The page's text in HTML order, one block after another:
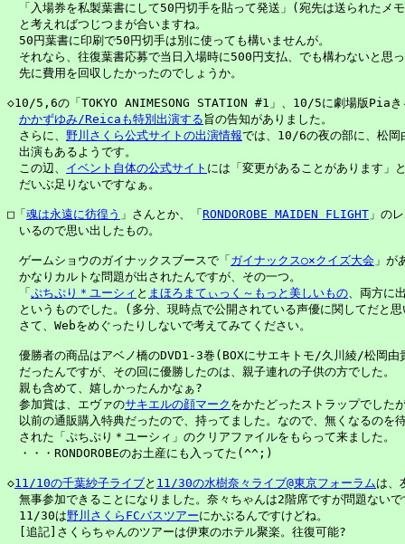
「入場券を私製葉書にして50円切手を貼って発送」(宛先は送られたメ
と考えればつじつまが合いますね。
50円葉書に印刷で50円切手は別に使っても構いませんが。
それなら、往復葉書応募で当日入場時に500円支払、でも構わないと思
先に費用を回収したかったのでしょうか。
◇10/5,6の「TOKYO ANIMESONG STATION #1」、10/5に劇場版Piaき
かかずゆみ/Reicaも特別出演する 旨の告知がありました。
さらに、 野川さくら公式サイトの出演情報では、10/6の夜の部に、松岡
出演もあるようです。
この辺、 イベント自体の公式サイト には「変更があることがあります」
だいぶ足りないですなぁ。
□「 魂は永遠に彷徨う 」さんとか、「 RONDOROBE MAIDEN FLIGHT 」の
いるので思い出したもの。
ゲームショウのガイナックスブースで「 ガイナックス○×クイズ大会 」が
かなりカルトな問題が出されたんですが、その一つ。
「 ぷちぷり＊ユーシィ と まほろまてぃっく～もっと美しいもの、両方に
というものでした。(多分、現時点で公開されている声優に関してだと
さて、Webをめぐったりしないで考えてみてください。
優勝者の商品はアベノ橋のDVD1-3巻(BOXにサエキトモ/久川綾/松岡由
だったんですが、その回に優勝したのは、親子連れの子供の方でした。
親も含めて、嬉しかったんかなぁ?
参加賞は、エヴァのサキエルの顔マーク をかたどったストラップでした
以前の通販購入特典だったので、持ってました。なので、無くなるのを
された「ぷちぷり＊ユーシィ」のクリアファイルをもらって来ました。
・・・RONDOROBEのお土産にも入ってた(^^;)
◇11/10の千葉紗子ライブと 11/30の水樹奈々ライブ@東京フォーラムは、
無事参加できることになりました。奈々ちゃんは2階席ですが問題ないで
11/30は野川さくらFCバスツアーにかぶるんですけどね。
[追記]さくらちゃんのツアーは伊東のホテル聚楽。往復可能?